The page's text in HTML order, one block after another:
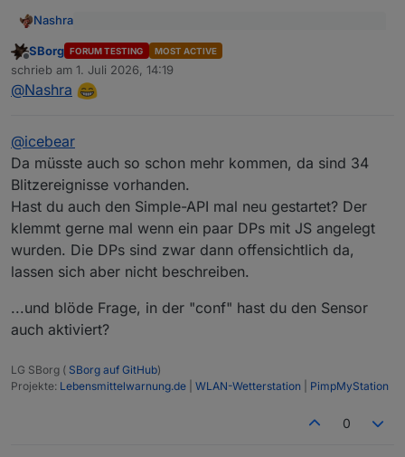
Nashra
./wetterstation.sh --influx_test
Hm in der DB steht nix
NACHTRAG
hat sich erledigt, Fehler gefunden. Beim letzten Update
in der .conf ein # vergessen zu entfernen
jetzt wird es angezeigt und DB auch
Offline
SBorg FORUM TESTING MOST ACTIVE
schrieb am 1. Juli 2026, 14:19
zuletzt editiert von
@Nashra
@icebear
Da müsste auch so schon mehr kommen, da sind 34
Blitzereignisse vorhanden.
Hast du auch den Simple-API mal neu gestartet? Der
klemmt gerne mal wenn ein paar DPs mit JS angelegt
wurden. Die DPs sind zwar dann offensichtlich da,
lassen sich aber nicht beschreiben.
...und blöde Frage, in der "conf" hast du den Sensor
auch aktiviert?
LG SBorg ( SBorg auf GitHub)
Projekte: Lebensmittelwarnung.de WLAN-Wetterstation PimpMyStation
0